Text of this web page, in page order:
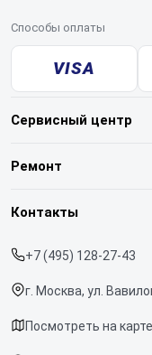
Способы оплаты
VISA
Сервисный центр
О нашем сервисе
Срочный ремонт
Доставка и способы
Диагностика
Ремонт
Квадрокоптеров
Контакты
+7 (495) 128-27-43
г. Москва, ул.
Посмотреть на карте